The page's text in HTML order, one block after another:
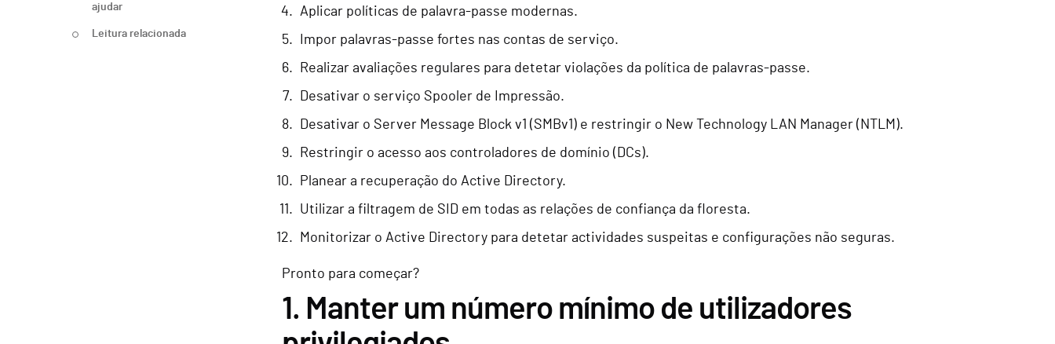
ajudar
Leitura relacionada
Aplicar políticas de palavra-passe modernas.
Impor palavras-passe fortes nas contas de serviço.
Realizar avaliações regulares para detetar violações da política de palavras-passe.
Desativar o serviço Spooler de Impressão.
Desativar o Server Message Block v1 (SMBv1) e restringir o New Technology LAN Manager (NTLM).
Restringir o acesso aos controladores de domínio (DCs).
Planear a recuperação do Active Directory.
Utilizar a filtragem de SID em todas as relações de confiança da floresta.
Monitorizar o Active Directory para detetar actividades suspeitas e configurações não seguras.
Pronto para começar?
1. Manter um número mínimo de utilizadores